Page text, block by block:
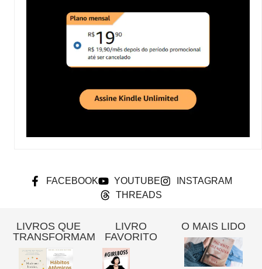
FACEBOOK YOUTUBE
INSTAGRAM
THREADS
LIVROS QUE
TRANSFORMAM
LIVRO
FAVORITO
O MAIS LIDO